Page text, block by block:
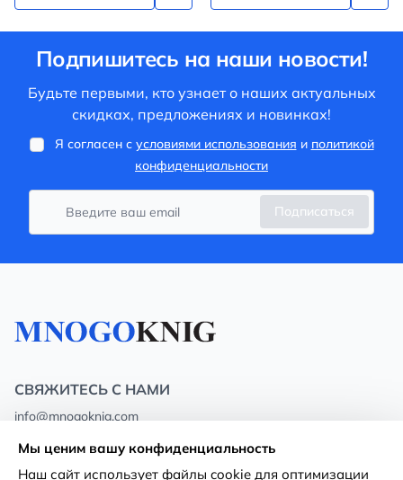
Подпишитесь на наши новости!
Будьте первыми, кто узнает о наших актуальных
скидках, предложениях и новинках!
Я согласен с условиями использования и политикой
конфиденциальности
Подписаться
СВЯЖИТЕСЬ С НАМИ
info@mnogoknig.com
Rīga, Augusta Deglava 69d, LV-1082
Мы ценим вашу конфиденциальность
Наш сайт использует файлы cookie для оптимизации